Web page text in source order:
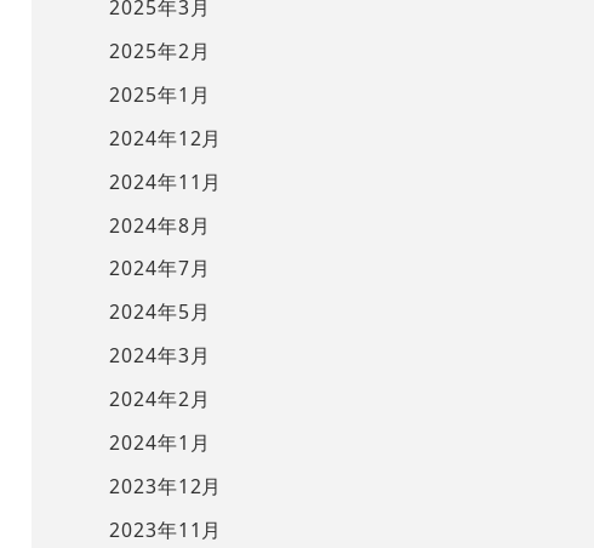
2025年3月
2025年2月
2025年1月
2024年12月
2024年11月
2024年8月
2024年7月
2024年5月
2024年3月
2024年2月
2024年1月
2023年12月
2023年11月